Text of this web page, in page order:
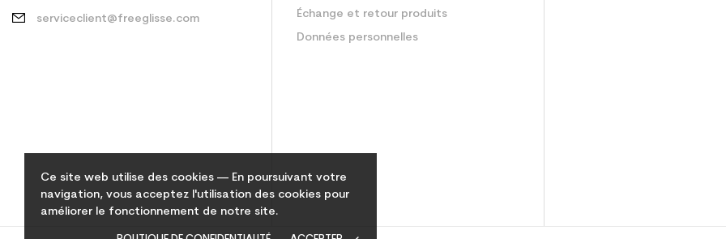
Ce site web utilise des cookies — En poursuivant votre
navigation, vous acceptez l'utilisation des cookies pour
améliorer le fonctionnement de notre site.
serviceclient@freeglisse.com
Échange et retour produits
Données personnelles